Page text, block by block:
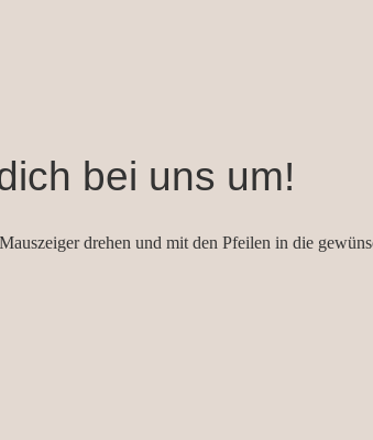
bei uns um!
drehen und mit den Pfeilen in die